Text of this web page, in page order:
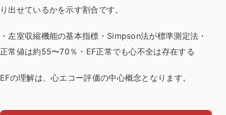
り出せているかを示す割合です。
・左室収縮機能の基本指標 ・Simpson法が標準測定法 ・
正常値は約55〜70％ ・EF正常でも心不全は存在する
EFの理解は、心エコー評価の中心概念となります。